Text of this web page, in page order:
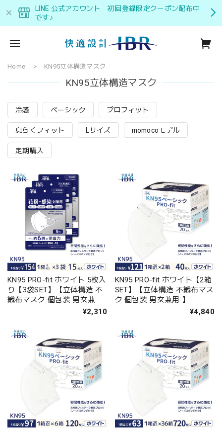
LINE 公式アカウント 初回登録限定クーポン配布中
です♪
Home KN95立体構造マスク
KN95立体構造マスク
冷感 ベーシック プロフィット
息らくフィット Lサイズ momocoモデル
定期購入
KN95 PRO-fit ホワイト 5枚入
り【3袋SET】【立体構造 不
織布マスク 個包装 男女兼用
¥2,310
KN95 PRO-fit ホワイト【2箱
SET】【立体構造 不織布マス
ク 個包装 男女兼用 】
¥4,840